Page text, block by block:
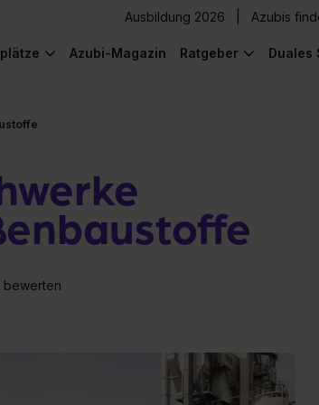
Ausbildung 2026 Azubis
Azubi-Magazin Ratgeber Duales
bewerten